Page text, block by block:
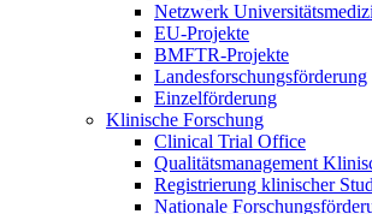
Netzwerk
EU-Projekte
BMFTR-Projekte
Landesforschungsförderung
Einzelförderung
Klinische Forschung
Clinical Trial Office
Qualitätsmanagement
Registrierung klinischer
Nationale